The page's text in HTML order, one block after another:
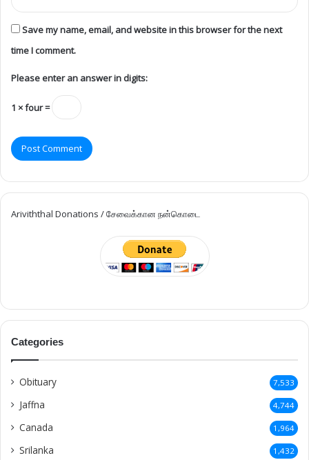
Save my name, email, and website in this browser for the next
time I comment.
Please enter an answer in digits:
1 × four =
Ariviththal Donations / சேவைக்கான நன்கொடை
Categories
Obituary 7,533
Jaffna 4,744
Canada 1,964
Srilanka 1,432